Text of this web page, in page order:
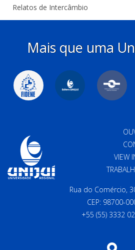
Relatos de Intercâmbio
Mais que uma
VIEW
Rua do Comércio,
CEP: 98700-
+55 (55) 3332